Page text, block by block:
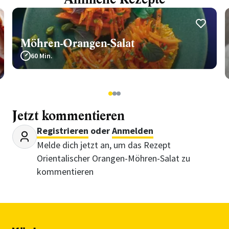
Möhren-Orangen-Salat
60 Min.
123
Jetzt kommentieren
Registrieren oderAnmelden
Melde dich jetzt an, um das Rezept
Orientalischer Orangen-Möhren-Salat zu
kommentieren